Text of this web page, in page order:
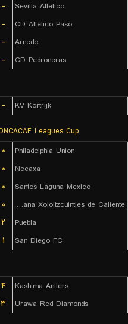
-
Sevilla Atletico
-
CD Atletico Paso
-
Arnedo
- CD Pedroneras
- KV Kortrijk
Leagues Cup
۰
Philadelphia Union
۰
Necaxa
۰
Santos Laguna Mexico
۰
Club Tijuana Xoloitzcuintles de Caliente
۲
Puebla
۱ San Diego FC
۴
Kashima Antlers
۳ Urawa Red Diamonds